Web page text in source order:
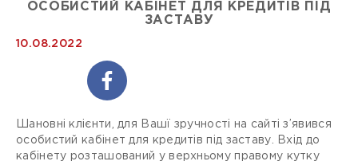
ОСОБИСТИЙ КАБІНЕТ ДЛЯ КРЕДИТІВ ПІД
ЗАСТАВУ
10.08.2022
Шановні клієнти, для Вашї зручності на сайті з’явився
особистий кабінет для кредитів під заставу. Вхід до
кабінету розташований у верхньому правому кутку